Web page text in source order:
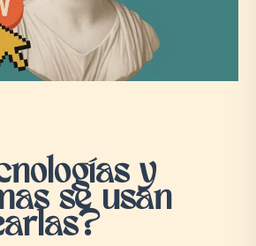
y
se usan